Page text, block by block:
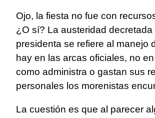
Ojo, la fiesta no fue con
¿O sí? La austeridad decretada
presidenta se refiere al manejo
hay en las arcas oficiales, no
como administra o gastan sus
personales los morenistas
La cuestión es que al parecer